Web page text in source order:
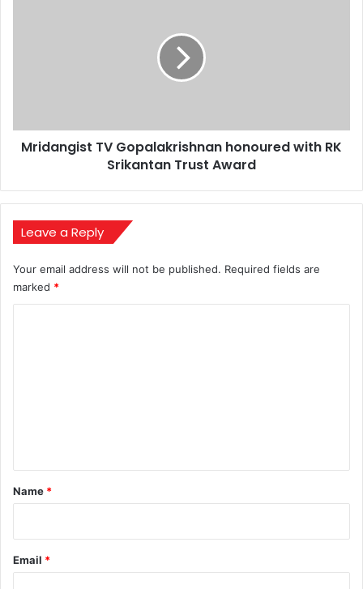
Award
Mridangist TV Gopalakrishnan honoured with RK
Srikantan Trust Award
Leave a Reply
Your email address will not be published. Required fields are
marked *
*
Name *
Email *